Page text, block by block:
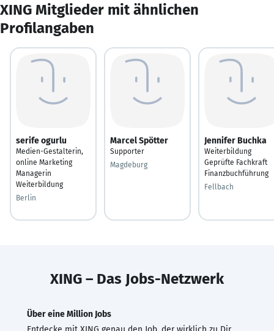
XING Mitglieder mit ähnlichen
Profilangaben
serife ogurlu
Medien-Gestalterin,
online Marketing
Managerin
Weiterbildung
Berlin
Marcel Spötter
Supporter
Magdeburg
Jennifer Buchka
Weiterbildung
Geprüfte Fachkraft
Finanzbuchführung
Fellbach
XING – Das Jobs-Netzwerk
Über eine Million Jobs